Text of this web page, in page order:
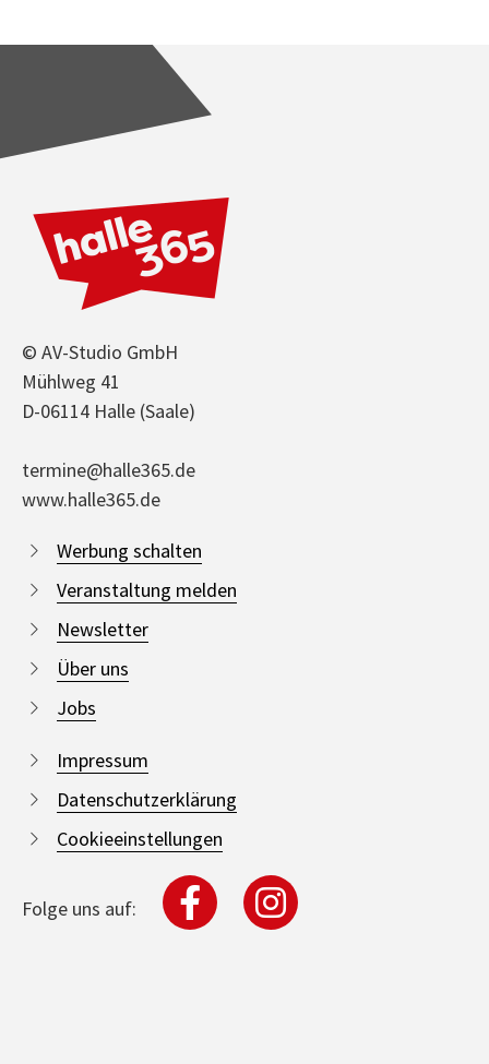
© AV-Studio GmbH
Mühlweg 41
D-06114 Halle (Saale)
termine@halle365.de
www.halle365.de
Werbung schalten
Veranstaltung melden
Newsletter
Über uns
Jobs
Impressum
Datenschutzerklärung
Cookieeinstellungen
Folge uns auf: